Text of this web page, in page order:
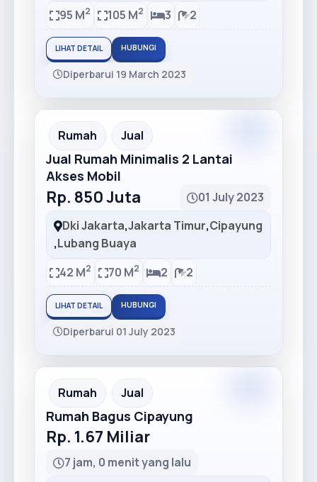
95 M2 105 M2 3 2
LIHAT DETAIL HUBUNGI
Diperbarui 19 March 2023
Recommended
Rumah Jual
Jual Rumah Minimalis 2 Lantai
Akses Mobil
Rp. 850 Juta
01 July 2023
Dki Jakarta,Jakarta Timur,Cipayung
,Lubang Buaya
42 M2 70 M2 2 2
LIHAT DETAIL HUBUNGI
Diperbarui 01 July 2023
Recommended
Rumah Jual
Rumah Bagus Cipayung
Rp. 1.67 Miliar
7 jam, 0 menit yang lalu